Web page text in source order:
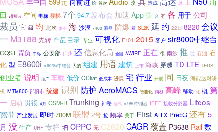
年中国 向前进 给 首次 改 造成 冰 上
油
田 超短波 空间 电梯 楼梯 7个 94.7 发布会 加速 App 拨 台 有 各 用于 公司
裁员 它 级 均 此次 责令 海 沙漠 7400 联网 防爆 着 SL2K 延 约 22日 8220 会议
一 M3188 先转 产品目录 专业 可视化 F101 2015 客户 slr8000中继台
CQST 背负 中标 公安部 广州 还信息化局 全国 AWIRE 正在 很 南沙 推 啦 石油 石
化 型 E8600i rd620s中继台 大的 组建 用语建筑 上市 海峡 穿越 TD-LTE TEDS
创业者说明 推广 车载 低价 QChat 低成本 进展 宅 行业 开展 同 日夜 海能达对讲
机 MTM800 邵阳市 统建 识别 防护 AeroMACS 智能化 雨棚 高峰 移动 化 概 第
一 启动 贯彻 4月 GSM-R Trunking 神秘 油气 rd980中继台 IEEE 接收分路器 Liteos
宽带 产业发展 即时 700M 联盟 2号 抢 频率 关于 First ATEX Pre5G 还有5
月 没 生产 UHF 专栏 增 OPPO 无 C2620 CAGR覆盖 P3688 Rail 数